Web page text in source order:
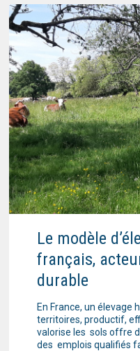
Le modèle
français,
durable
En France, un élevage
territoires, productif,
valorise les sols offre
des emplois qualifiés